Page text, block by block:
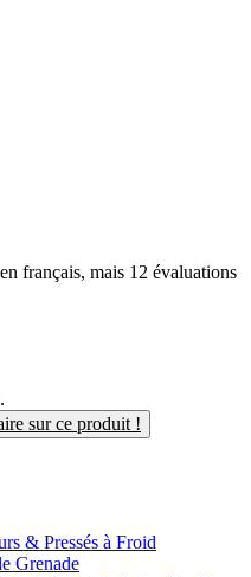
français, mais 12 évaluations
sur ce produit !
& Pressés à Froid
Grenade